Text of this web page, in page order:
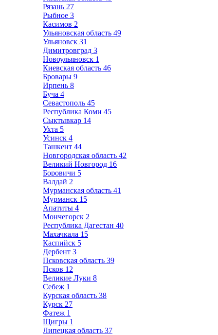
Рязань 27
Рыбное 3
Касимов 2
Ульяновская область 49
Ульяновск 31
Димитровград 3
Новоульяновск 1
Киевская область 46
Бровары 9
Ирпень 8
Буча 4
Севастополь 45
Республика Коми 45
Сыктывкар 14
Ухта 5
Усинск 4
Ташкент 44
Новгородская область 42
Великий Новгород 16
Боровичи 5
Валдай 2
Мурманская область 41
Мурманск 15
Апатиты 4
Мончегорск 2
Республика Дагестан 40
Махачкала 15
Каспийск 5
Дербент 3
Псковская область 39
Псков 12
Великие Луки 8
Себеж 1
Курская область 38
Курск 27
Фатеж 1
Щигры 1
Липецкая область 37